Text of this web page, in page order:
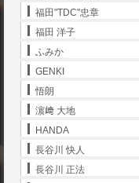
福田"TDC"忠章
福田 洋子
ふみか
GENKI
悟朗
濵﨑 大地
HANDA
長谷川 快人
長谷川 正法